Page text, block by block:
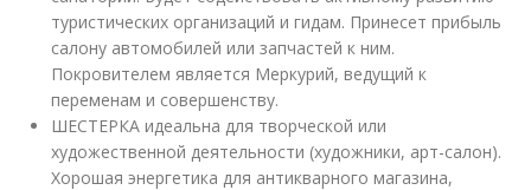
туристических организаций и гидам. Принесет прибыль
салону автомобилей или запчастей к ним.
Покровителем является Меркурий, ведущий к
переменам и совершенству.
ШЕСТЕРКА идеальна для творческой или
художественной деятельности (художники, арт-салон).
Хорошая энергетика для антикварного магазина,